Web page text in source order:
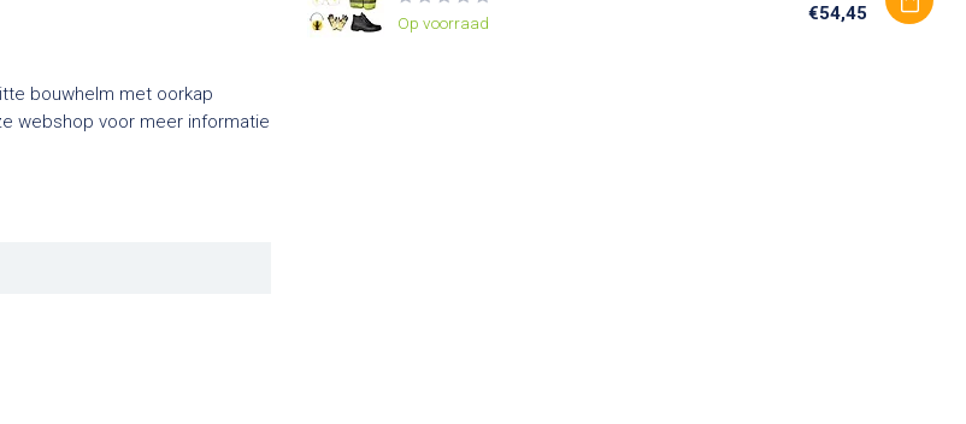
bouwhelm met oorkap
webshop voor meer informatie
Op voorraad
€54,45